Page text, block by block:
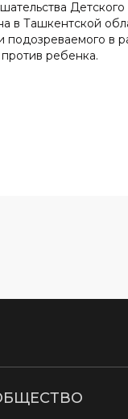
Детского
в Ташкентской
подозреваемого в
ребенка.